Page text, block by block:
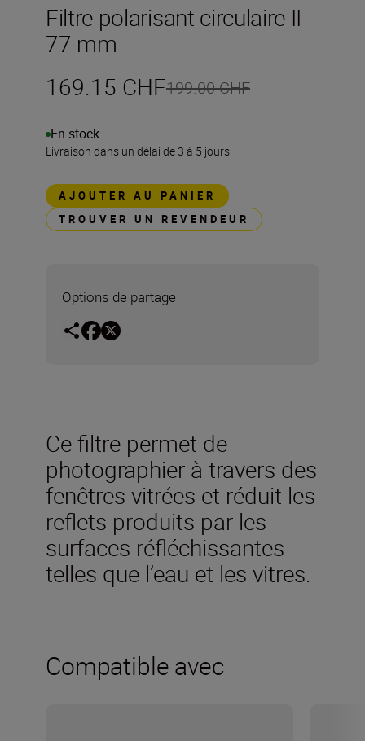
Filtre polarisant circulaire II
77 mm
169.15 CHF199.00 CHF
En stock
Livraison dans un délai de 3 à 5 jours
AJOUTER AU PANIER
TROUVER UN REVENDEUR
Options de partage
Ce filtre permet de
photographier à travers des
fenêtres vitrées et réduit les
reflets produits par les
surfaces réfléchissantes
telles que l’eau et les vitres.
Compatible avec